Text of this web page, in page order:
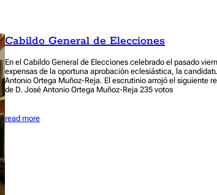
Cabildo General de Elecciones
En el Cabildo General de Elecciones celebrado el pasado
expensas de la oportuna aprobación eclesiástica, la
Antonio Ortega Muñoz-Reja. El escrutinio arrojó el siguiente
de D. José Antonio Ortega Muñoz-Reja 235 votos
read more